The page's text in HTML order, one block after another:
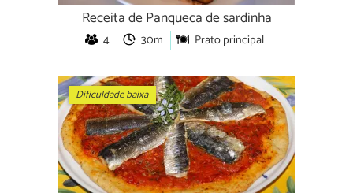
Receita de Panqueca de sardinha
4 30m Prato principal
Dificuldade baixa